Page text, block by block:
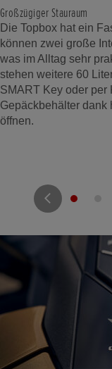
Großzügiger Stauraum
Die Topbox hat ein
können zwei große
was im Alltag sehr
stehen weitere 60
SMART Key oder per
Gepäckbehälter dank
öffnen.